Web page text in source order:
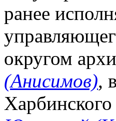
ранее
округом
(Анисимов),